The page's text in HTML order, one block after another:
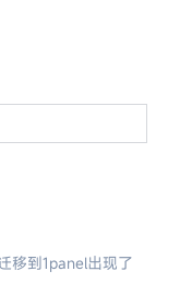
移到1panel出现了